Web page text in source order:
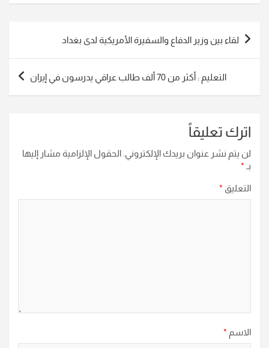
تصفّح
المقالات
لقاء بين وزير الدفاع والسفيرة الأمريكية لدى بغداد
التعليم : أكثر من 70 ألف طالب عراقي يدرسون في إيران
اترك تعليقاً
لن يتم نشر عنوان بريدك الإلكتروني. الحقول الإلزامية مشار إليها
بـ *
التعليق *
الاسم *